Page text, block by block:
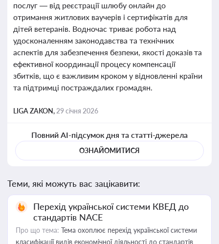
послуг — від реєстрації шлюбу онлайн до
отримання житлових ваучерів і сертифікатів для
дітей ветеранів. Водночас триває робота над
удосконаленням законодавства та технічних
аспектів для забезпечення безпеки, якості доказів та
ефективної координації процесу компенсації
збитків, що є важливим кроком у відновленні країни
та підтримці постраждалих громадян.
LIGA ZAKON, 29 січня 2026
Повний AI-підсумок дня та статті-джерела
ОЗНАЙОМИТИСЯ
Теми, які можуть вас зацікавити:
Перехід української системи КВЕД до
стандартів NACE
Про що тема: Тема охоплює перехід української системи
класифікації видів економічної діяльності до стандартів